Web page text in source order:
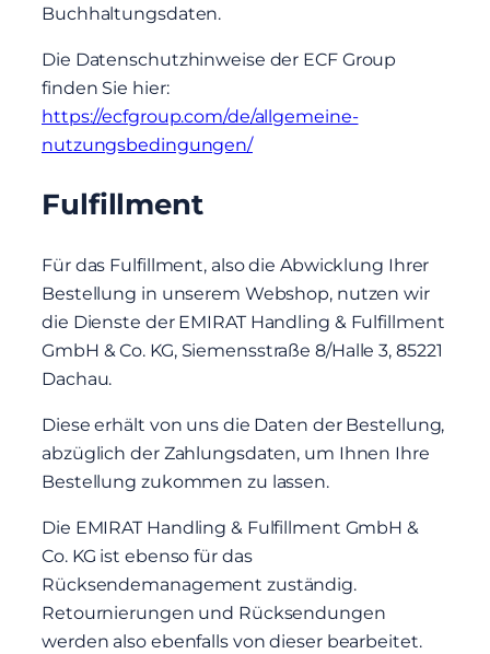
Buchhaltungsdaten.
Die Datenschutzhinweise der ECF Group
finden Sie hier:
https://ecfgroup.com/de/allgemeine-
nutzungsbedingungen/
Fulfillment
Für das Fulfillment, also die Abwicklung Ihrer
Bestellung in unserem Webshop, nutzen wir
die Dienste der EMIRAT Handling & Fulfillment
GmbH & Co. KG, Siemensstraße 8/Halle 3, 85221
Dachau.
Diese erhält von uns die Daten der Bestellung,
abzüglich der Zahlungsdaten, um Ihnen Ihre
Bestellung zukommen zu lassen.
Die EMIRAT Handling & Fulfillment GmbH &
Co. KG ist ebenso für das
Rücksendemanagement zuständig.
Retournierungen und Rücksendungen
werden also ebenfalls von dieser bearbeitet.